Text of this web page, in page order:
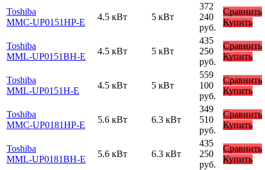
Toshiba
MMC-UP0151HP-E
4.5 кВт 5 кВт
372
240
руб.
Сравнить
Купить
Toshiba
MML-UP0151BH-E
4.5 кВт 5 кВт
435
250
руб.
Сравнить
Купить
Toshiba
MML-UP0151H-E
4.5 кВт 5 кВт
559
100
руб.
Сравнить
Купить
Toshiba
MMC-UP0181HP-E
5.6 кВт 6.3 кВт
349
510
руб.
Сравнить
Купить
Toshiba
MML-UP0181BH-E
5.6 кВт 6.3 кВт
435
250
руб.
Сравнить
Купить